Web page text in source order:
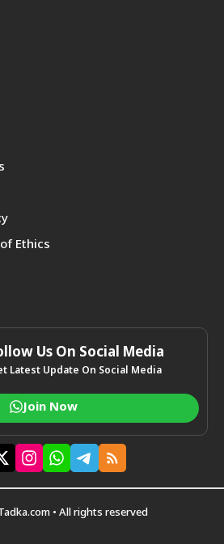
Ethics
Us On Social Media
Latest Update On Social Media
Join Now
• All rights reserved